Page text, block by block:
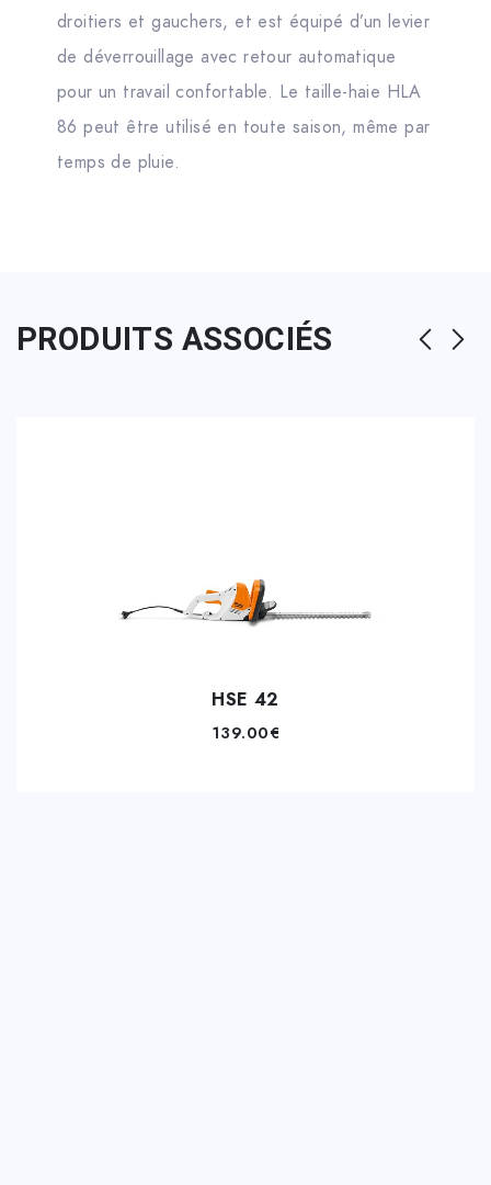
droitiers et gauchers, et est équipé d’un levier
de déverrouillage avec retour automatique
pour un travail confortable. Le taille-haie HLA
86 peut être utilisé en toute saison, même par
temps de pluie.
PRODUITS ASSOCIÉS
HSE 42
139.00€